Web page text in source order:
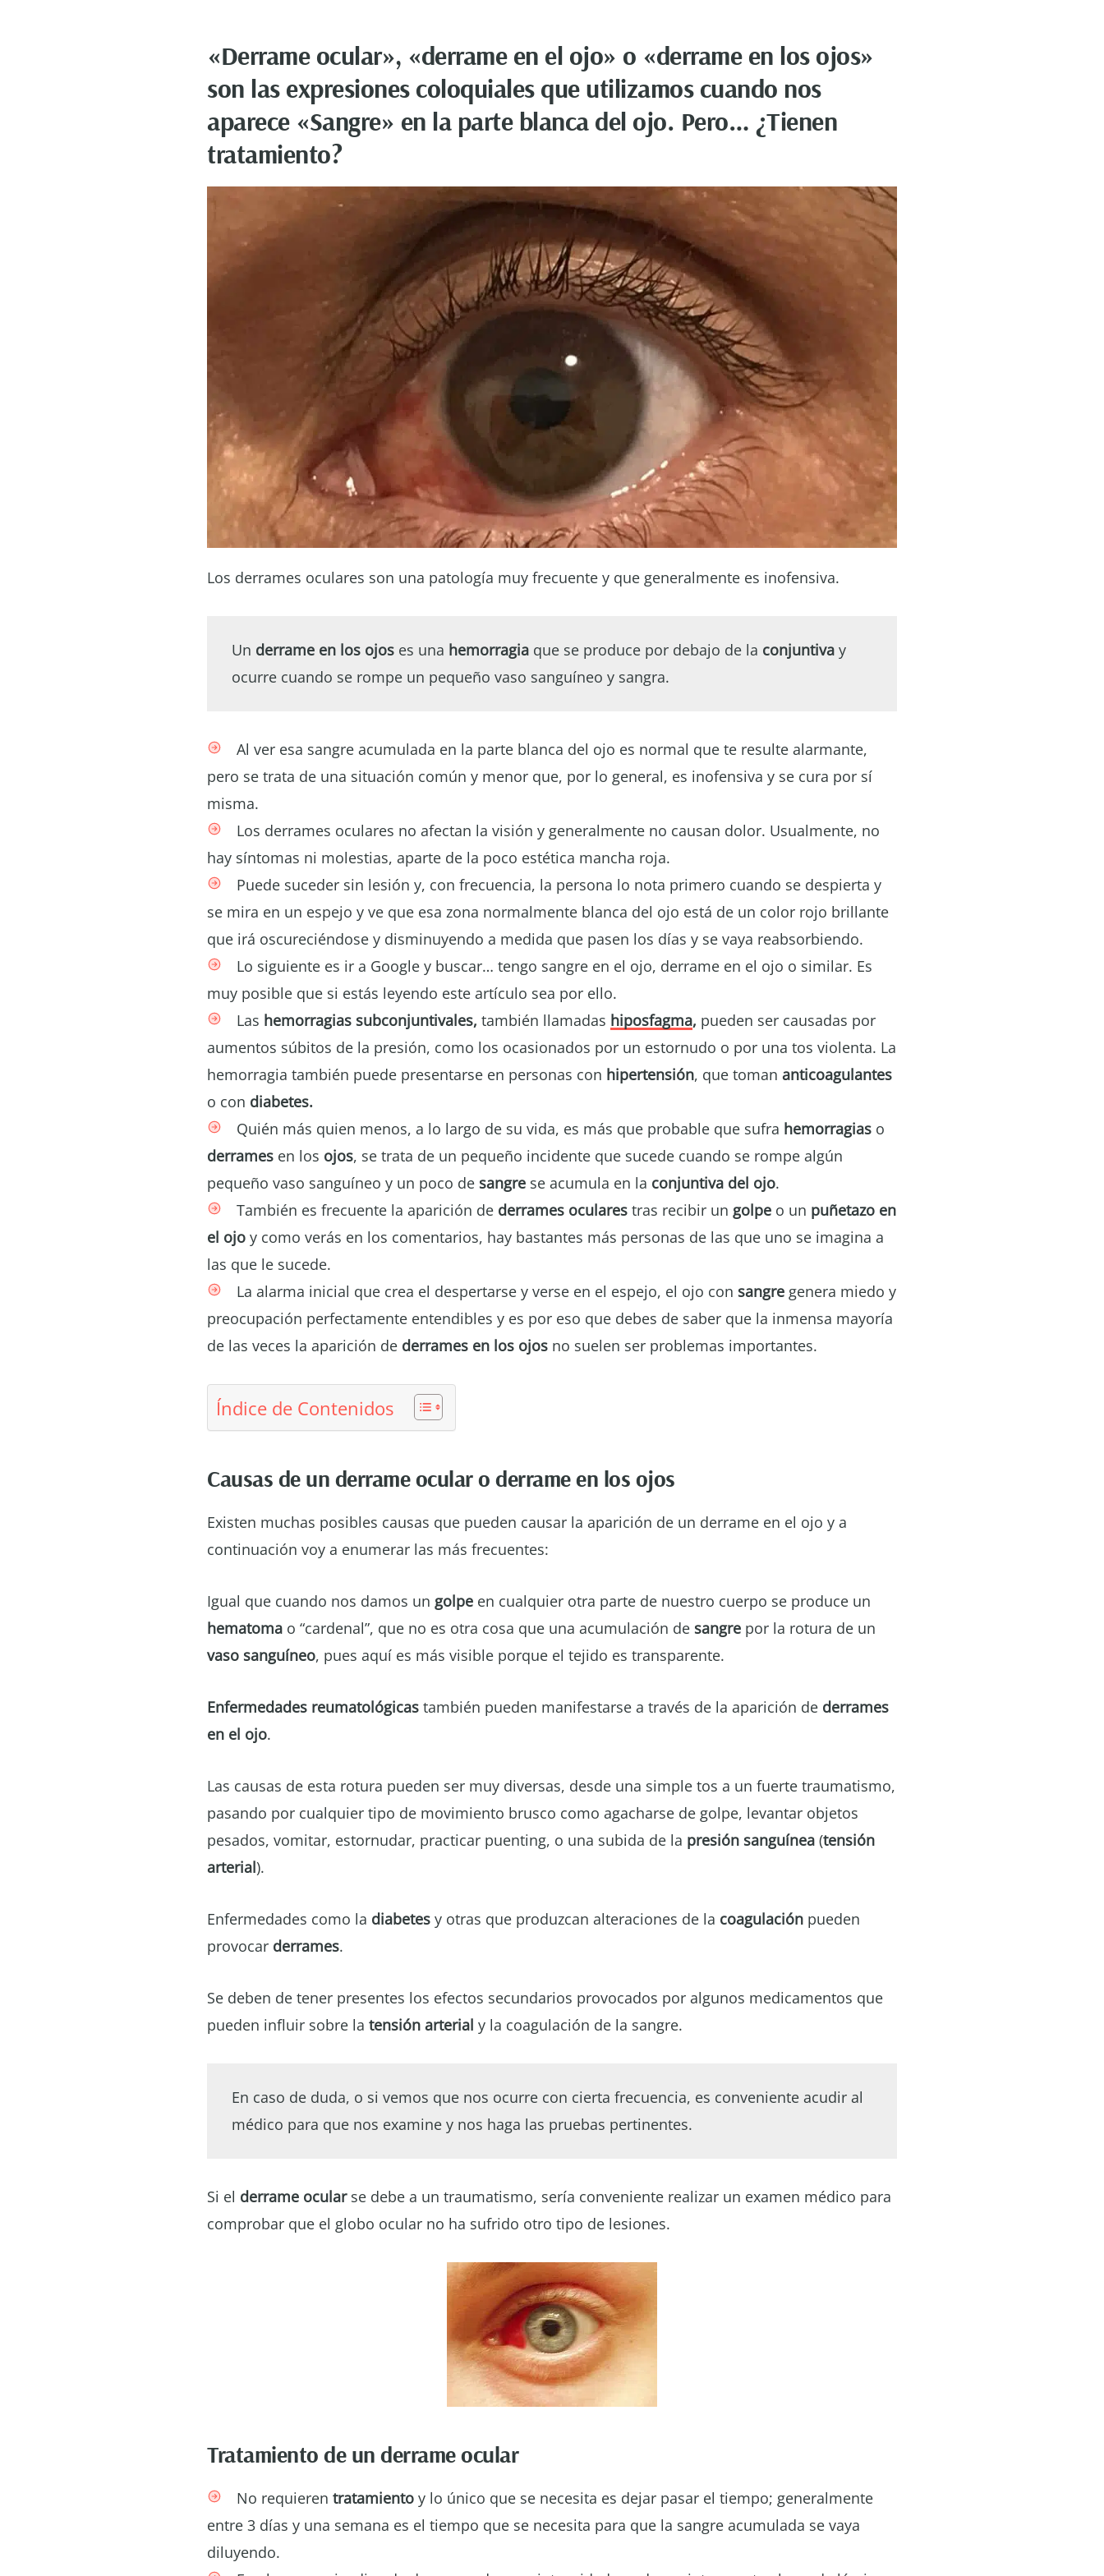
«Derrame ocular», «derrame en el ojo» o «derrame en los ojos»
son las expresiones coloquiales que utilizamos cuando nos
aparece «Sangre» en la parte blanca del ojo. Pero… ¿Tienen
tratamiento?
Los derrames oculares son una patología muy frecuente y que generalmente es inofensiva.
Un derrame en los ojos es una hemorragia que se produce por debajo de la conjuntiva y
ocurre cuando se rompe un pequeño vaso sanguíneo y sangra.
Al ver esa sangre acumulada en la parte blanca del ojo es normal que te resulte alarmante,
pero se trata de una situación común y menor que, por lo general, es inofensiva y se cura por sí
misma.
Los derrames oculares no afectan la visión y generalmente no causan dolor. Usualmente, no
hay síntomas ni molestias, aparte de la poco estética mancha roja.
Puede suceder sin lesión y, con frecuencia, la persona lo nota primero cuando se despierta y
se mira en un espejo y ve que esa zona normalmente blanca del ojo está de un color rojo brillante
que irá oscureciéndose y disminuyendo a medida que pasen los días y se vaya reabsorbiendo.
Lo siguiente es ir a Google y buscar… tengo sangre en el ojo, derrame en el ojo o similar. Es
muy posible que si estás leyendo este artículo sea por ello.
Las hemorragias subconjuntivales, también llamadas hiposfagma, pueden ser causadas por
aumentos súbitos de la presión, como los ocasionados por un estornudo o por una tos violenta. La
hemorragia también puede presentarse en personas con hipertensión, que toman anticoagulantes
o con diabetes.
Quién más quien menos, a lo largo de su vida, es más que probable que sufra hemorragias o
derrames en los ojos, se trata de un pequeño incidente que sucede cuando se rompe algún
pequeño vaso sanguíneo y un poco de sangre se acumula en la conjuntiva del ojo.
También es frecuente la aparición de derrames oculares tras recibir un golpe o un puñetazo en
el ojo y como verás en los comentarios, hay bastantes más personas de las que uno se imagina a
las que le sucede.
La alarma inicial que crea el despertarse y verse en el espejo, el ojo con sangre genera miedo y
preocupación perfectamente entendibles y es por eso que debes de saber que la inmensa mayoría
de las veces la aparición de derrames en los ojos no suelen ser problemas importantes.
Índice de Contenidos
Causas de un derrame ocular o derrame en los ojos
Existen muchas posibles causas que pueden causar la aparición de un derrame en el ojo y a
continuación voy a enumerar las más frecuentes:
Igual que cuando nos damos un golpe en cualquier otra parte de nuestro cuerpo se produce un
hematoma o “cardenal”, que no es otra cosa que una acumulación de sangre por la rotura de un
vaso sanguíneo, pues aquí es más visible porque el tejido es transparente.
Enfermedades reumatológicas también pueden manifestarse a través de la aparición de derrames
en el ojo.
Las causas de esta rotura pueden ser muy diversas, desde una simple tos a un fuerte traumatismo,
pasando por cualquier tipo de movimiento brusco como agacharse de golpe, levantar objetos
pesados, vomitar, estornudar, practicar puenting, o una subida de la presión sanguínea (tensión
arterial).
Enfermedades como la diabetes y otras que produzcan alteraciones de la coagulación pueden
provocar derrames.
Se deben de tener presentes los efectos secundarios provocados por algunos medicamentos que
pueden influir sobre la tensión arterial y la coagulación de la sangre.
En caso de duda, o si vemos que nos ocurre con cierta frecuencia, es conveniente acudir al
médico para que nos examine y nos haga las pruebas pertinentes.
Si el derrame ocularse debe a un traumatismo, sería conveniente realizar un examen médico para
comprobar que el globo ocular no ha sufrido otro tipo de lesiones.
Tratamiento de un derrame ocular
No requieren tratamiento y lo único que se necesita es dejar pasar el tiempo; generalmente
entre 3 días y una semana es el tiempo que se necesita para que la sangre acumulada se vaya
diluyendo.